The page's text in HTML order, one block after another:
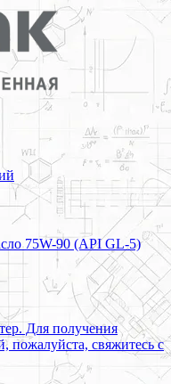
75W-90 (API GL-5)
Для получения
пожалуйста, свяжитесь с